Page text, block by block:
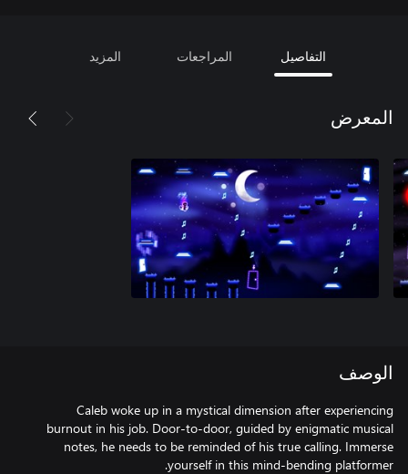
التفاصيل المراجعات المزيد
المعرض
الوصف
Caleb woke up in a mystical dimension after experiencing
burnout in his job. Door-to-door, guided by enigmatic musical
notes, he needs to be reminded of his true calling. Immerse
yourself in this mind-bending platformer.